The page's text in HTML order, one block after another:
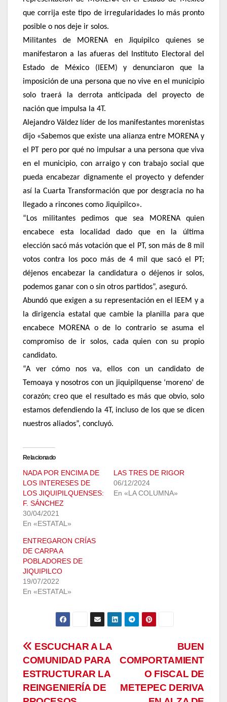
que corrija este tipo de irregularidades lo más pronto
posible o nos deje ir solos.
Militantes de MORENA en Jiquipilco quienes se
manifestaron a las afueras del Instituto Electoral del
Estado de México (IEEM) y denunciaron que la
imposición de una persona que no vive en el municipio
solo traerá la derrota anticipada del proyecto de
nación que impulsa la 4T.
Alejandro Váldez líder de los manifestantes morenistas
dijo «Sabemos que existe una alianza entre MORENA y
el PT pero por qué no impulsar a una persona que viva
en el municipio, con arraigo y con trabajo social que
pueda encabezar dignamente el proyecto y defender
así la Cuarta Transformación que por desgracia no ha
llegado a rincones como Jiquipilco».
“Los militantes pedimos que sea MORENA quien
encabece esta localidad dado que en la última
elección sacó más votación que el PT, son más de 8 mil
votos contra los poco más de 4 mil que sacó el PT;
déjenos encabezar la candidatura o déjenos ir solos,
podemos ganar con o sin otros partidos”, aseguró.
Abundó que exigen a su representación en el IEEM y a
la dirigencia estatal que cambie la planilla para que
encabece MORENA o de lo contrario se asuma el
compromiso de ir solos, cada quien con su propio
candidato.
“A ver cómo nos va, ellos con un candidato de
Temoaya y nosotros con un jiquipilquense ‘moreno’ de
corazón; creo que el resultado es más que obvio, solo
estamos defendiendo la 4T, incluso de los que se dicen
nuestros aliados”, concluyó.
Relacionado
NADA POR ENCIMA DE
LOS INTERESES DE
LOS JIQUIPILQUENSES:
F. SÁNCHEZ
30/04/2021
En «ESTATAL»
LAS TRES DE RIGOR
06/12/2024
En «LA COLUMNA»
ENTREGARON CRÍAS
DE CARPA A
POBLADORES DE
JIQUIPILCO
19/07/2022
En «ESTATAL»
Navegación
de
entradas
BUEN
COMPORTAMIENT
O FISCAL DE
METEPEC DERIVA
ESCUCHAR A LA
COMUNIDAD PARA
ESTRUCTURAR LA
REINGENIERÍA DE